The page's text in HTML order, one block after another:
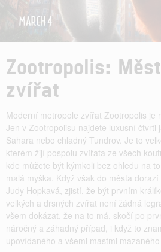
Zootropolis:
zvířat
Moderní metropole zvířat Zootropolis je
Jen v Zootropolisu najdete luxusní čtvrti
Sahara nebo chladný Tundrov. Je to
kterém žijí pospolu zvířata ze všech
kde můžete být kýmkoli bez ohledu na
malá myška. Když však do města
Judy Hopkavá, zjistí, že být prvním
velkých a drsných zvířat není žádná
všem dokázat, že na to má, skočí po
náročný a záhadný případ, i když to
upovídaného a všemi mastmi mazaného